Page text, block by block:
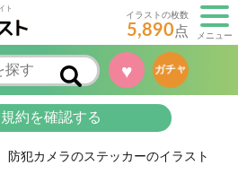
ト
イラストの枚数
5,890点 メニュー
♥ ガチャ
約を確認する
防犯カメラのステッカーのイラスト